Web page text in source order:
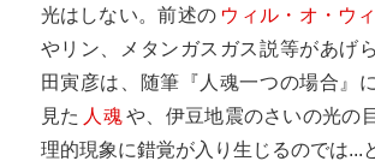
光はしない。前述の ウィル・オ・ウ
やリン、メタンガスガス説等があげ
田寅彦は、随筆『人魂一つの場合』
見た 人魂や、伊豆地震のさいの光の
理的現象に錯覚が入り生じるのでは...